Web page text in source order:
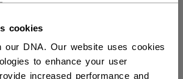
cookies
our DNA. Our website uses cookies
to enhance your user
increased performance and